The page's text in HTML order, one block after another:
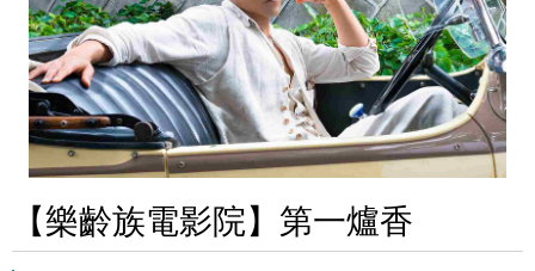
【樂齡族電影院】第一爐香